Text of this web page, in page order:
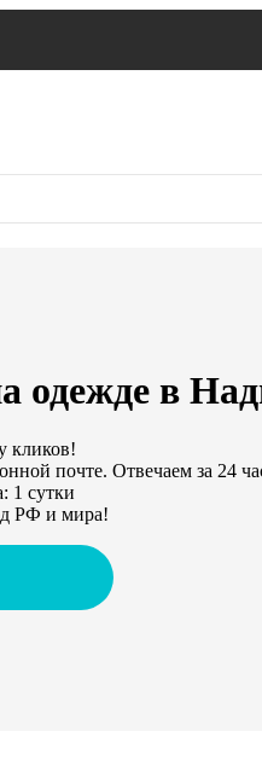
одежде в
кликов!
почте. Отвечаем за 24
1 сутки
РФ и мира!